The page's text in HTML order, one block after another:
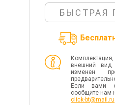
БЫСТРАЯ
внешний вид
изменен
Если вами
сообщите нам
click-bt@mail.ru